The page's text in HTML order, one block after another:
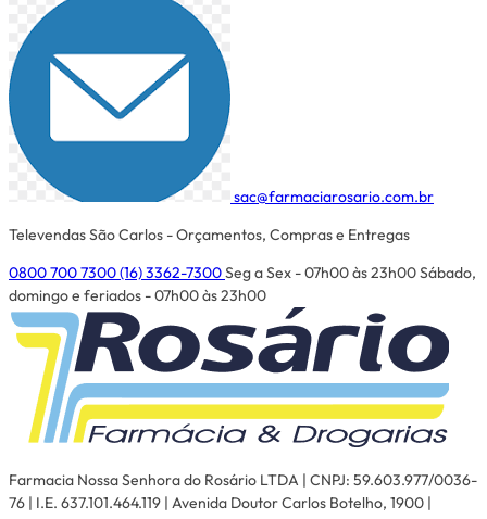
sac@farmaciarosario.com.br
Televendas São Carlos - Orçamentos, Compras e Entregas
0800 700 7300(16) 3362-7300Seg a Sex - 07h00 às 23h00Sábado,
domingo e feriados - 07h00 às 23h00
Farmacia Nossa Senhora do Rosário LTDA | CNPJ: 59.603.977/0036-
76 | I.E. 637.101.464.119 | Avenida Doutor Carlos Botelho, 1900 |